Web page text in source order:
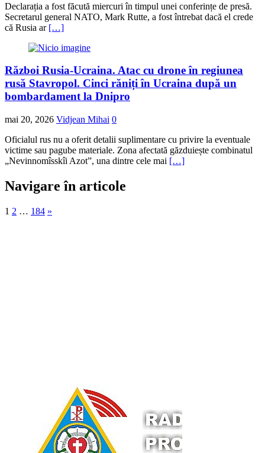
Declarația a fost făcută miercuri în timpul unei conferințe de presă.
Secretarul general NATO, Mark Rutte, a fost întrebat dacă el crede
că Rusia ar […]
Război Rusia-Ucraina. Atac cu drone în regiunea
rusă Stavropol. Cinci răniți în Ucraina după un
bombardament la Dnipro
mai 20, 2026 Vidjean Mihai 0
Oficialul rus nu a oferit detalii suplimentare cu privire la eventuale
victime sau pagube materiale. Zona afectată găzduiește combinatul
„Nevinnomîsskîi Azot”, una dintre cele mai […]
Navigare în articole
1 2 … 184 »